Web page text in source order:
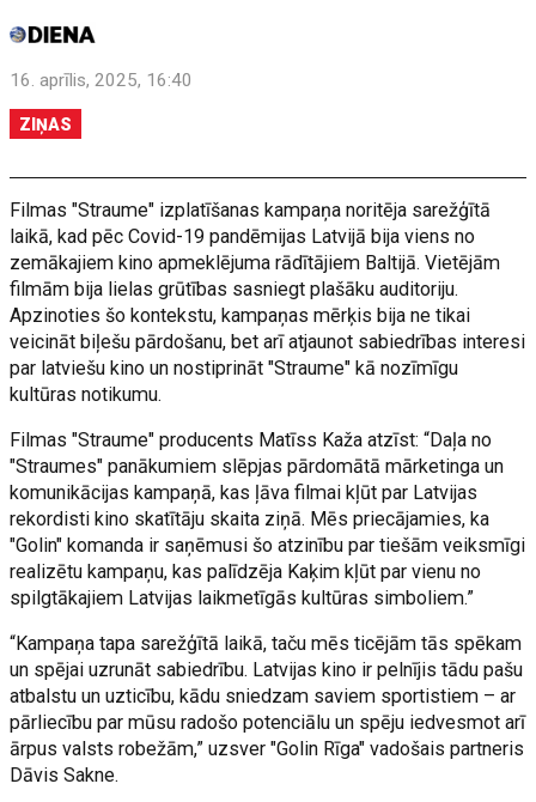
16. aprīlis, 2025, 16:40
ZIŅAS
Filmas "Straume" izplatīšanas kampaņa noritēja sarežģītā
laikā, kad pēc Covid-19 pandēmijas Latvijā bija viens no
zemākajiem kino apmeklējuma rādītājiem Baltijā. Vietējām
filmām bija lielas grūtības sasniegt plašāku auditoriju.
Apzinoties šo kontekstu, kampaņas mērķis bija ne tikai
veicināt biļešu pārdošanu, bet arī atjaunot sabiedrības interesi
par latviešu kino un nostiprināt "Straume" kā nozīmīgu
kultūras notikumu.
Filmas "Straume" producents Matīss Kaža atzīst: “Daļa no
"Straumes" panākumiem slēpjas pārdomātā mārketinga un
komunikācijas kampaņā, kas ļāva filmai kļūt par Latvijas
rekordisti kino skatītāju skaita ziņā. Mēs priecājamies, ka
"Golin" komanda ir saņēmusi šo atzinību par tiešām veiksmīgi
realizētu kampaņu, kas palīdzēja Kaķim kļūt par vienu no
spilgtākajiem Latvijas laikmetīgās kultūras simboliem.”
“Kampaņa tapa sarežģītā laikā, taču mēs ticējām tās spēkam
un spējai uzrunāt sabiedrību. Latvijas kino ir pelnījis tādu pašu
atbalstu un uzticību, kādu sniedzam saviem sportistiem – ar
pārliecību par mūsu radošo potenciālu un spēju iedvesmot arī
ārpus valsts robežām,” uzsver "Golin Rīga" vadošais partneris
Dāvis Sakne.